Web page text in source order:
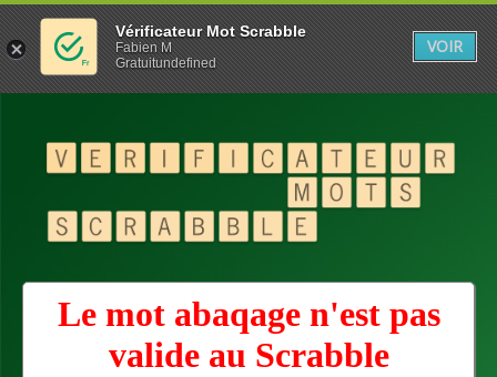
Le mot abaqage n'est pas
valide au Scrabble
Vérificateur Mot Scrabble
Fabien M
Gratuitundefined
VOIR